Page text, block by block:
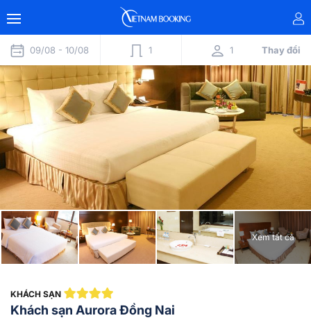
09/08 - 10/08 1 1 Thay đổi
Xem tất cả
KHÁCH SẠN
Khách sạn Aurora Đồng Nai